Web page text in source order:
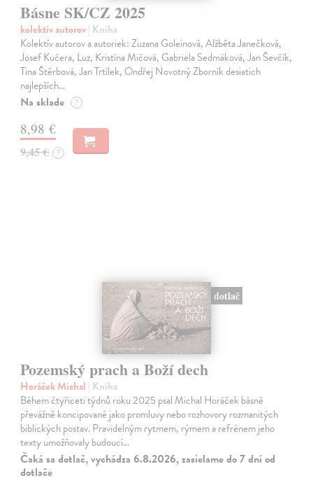
Básne SK/CZ 2025
kolektív autorov| Kniha
Kolektív autorov a autoriek: Zuzana Goleinová, Alžběta Janečková,
Josef Kučera, Luz, Kristína Mičová, Gabriela Sedmáková, Jan Ševčík,
Tina Štěrbová, Jan Trtílek, Ondřej Novotný Zborník desiatich
najlepších…
Na sklade ?
8,98 €
9,45 € ?
dotlač
Pozemský prach a Boží dech
Horáček Michal | Kniha
Během čtyřiceti týdnů roku 2025 psal Michal Horáček básně
převážně koncipované jako promluvy nebo rozhovory rozmanitých
biblických postav. Pravidelným rytmem, rýmem a refrénem jeho
texty umožňovaly budoucí…
Čaká sa dotlač, vychádza 6.8.2026, zasielame do 7 dní od
dotlače